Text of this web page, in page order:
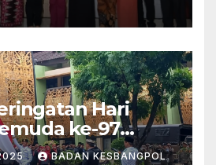
Hari
ke-97
di Kota Metro
BADAN KESBANGPOL